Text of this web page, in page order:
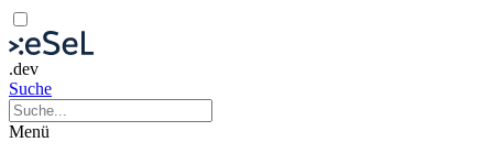
.dev
Suche
Menü